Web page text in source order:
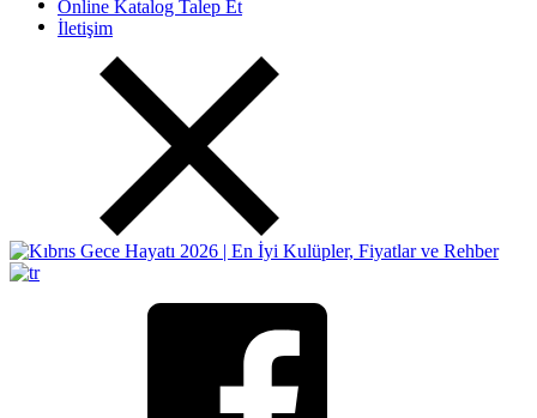
Online Katalog Talep Et
İletişim